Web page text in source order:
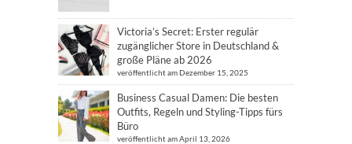
Victoria’s Secret: Erster regulär
zugänglicher Store in Deutschland &
große Pläne ab 2026
veröffentlicht am Dezember 15, 2025
Business Casual Damen: Die besten
Outfits, Regeln und Styling-Tipps fürs
Büro
veröffentlicht am April 13, 2026